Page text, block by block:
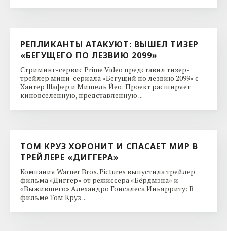
РЕПЛИКАНТЫ АТАКУЮТ: ВЫШЕЛ ТИЗЕР
«БЕГУЩЕГО ПО ЛЕЗВИЮ 2099»
Стриминг-сервис Prime Video представил тизер-
трейлер мини-сериала «Бегущий по лезвию 2099» с
Хантер Шафер и Мишель Йео: Проект расширяет
киновселенную, представленную ...
ТОМ КРУЗ ХОРОНИТ И СПАСАЕТ МИР В
ТРЕЙЛЕРЕ «ДИГГЕРА»
Компания Warner Bros. Pictures выпустила трейлер
фильма «Диггер» от режиссера «Бёрдмэна» и
«Выжившего» Алехандро Гонсалеса Иньярриту: В
фильме Том Круз ...